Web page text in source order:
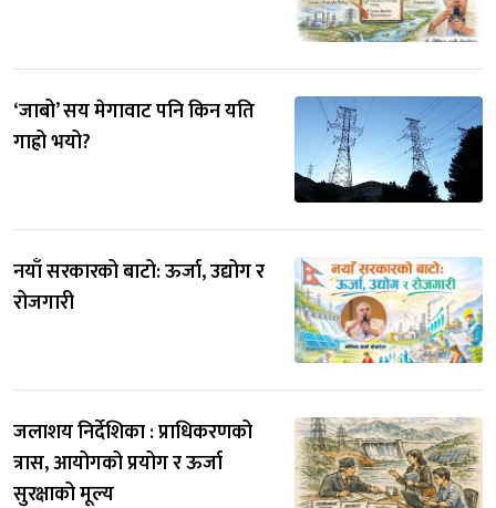
‘जाबो’ सय मेगावाट पनि किन यति
गाह्रो भयो?
नयाँ सरकारको बाटो: ऊर्जा, उद्योग र
रोजगारी
जलाशय निर्देशिका : प्राधिकरणको
त्रास, आयोगको प्रयोग र ऊर्जा
सुरक्षाको मूल्य